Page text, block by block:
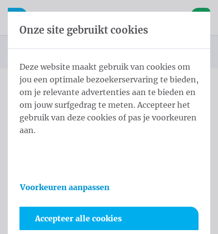
Inhoud overslaan
Taalkeuze overslaan
Open mobiele navigatie
Startpagina
Producten
Protocol Gemeenteraadslid sjerp
Overslaan categories
Gemeenteraadslid sjerp
Onze site gebruikt cookies
Deze website maakt gebruik van cookies om
jou een optimale bezoekerservaring te bieden,
om je relevante advertenties aan te bieden en
om jouw surfgedrag te meten. Accepteer het
gebruik van deze cookies of pas je voorkeuren
aan.
Voorkeuren aanpassen
Accepteer alle cookies